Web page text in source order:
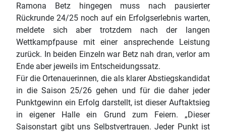
Ramona Betz hingegen muss nach pausierter
Rückrunde 24/25 noch auf ein Erfolgserlebnis warten,
meldete sich aber trotzdem nach der langen
Wettkampfpause mit einer ansprechende Leistung
zurück. In beiden Einzeln war Betz nah dran, verlor am
Ende aber jeweils im Entscheidungssatz.
Für die Ortenauerinnen, die als klarer Abstiegskandidat
in die Saison 25/26 gehen und für die daher jeder
Punktgewinn ein Erfolg darstellt, ist dieser Auftaktsieg
in eigener Halle ein Grund zum Feiern. „Dieser
Saisonstart gibt uns Selbstvertrauen. Jeder Punkt ist